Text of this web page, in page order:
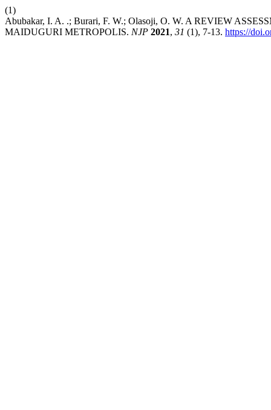
(1)
Abubakar, I. A. .; Burari, F. W.; Olasoji, O. W. A REVIEW
MAIDUGURI METROPOLIS. NJP 2021, 31 (1), 7-13. https://